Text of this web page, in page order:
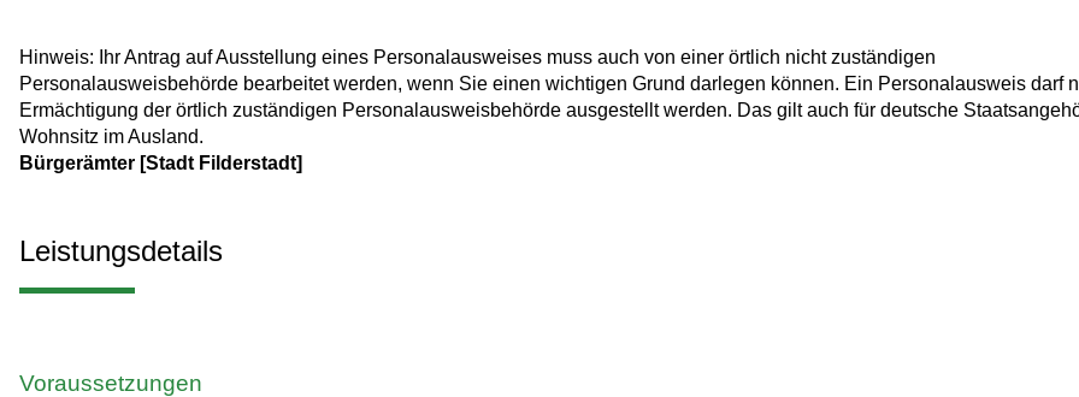
Hinweis: Ihr Antrag auf Ausstellung eines Personalausweises muss auch von einer örtlich nicht zuständigen
Personalausweisbehörde bearbeitet werden, wenn Sie einen wichtigen Grund darlegen können. Ein Personalausweis darf
Ermächtigung der örtlich zuständigen Personalausweisbehörde ausgestellt werden. Das gilt auch für deutsche
Wohnsitz im Ausland.
Bürgerämter [Stadt Filderstadt]
Leistungsdetails
Voraussetzungen